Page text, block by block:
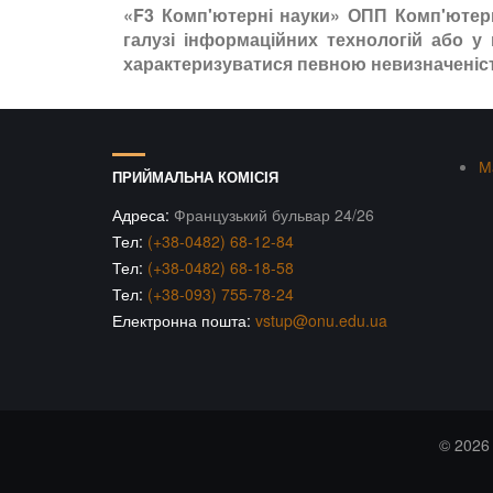
«F3 Комп'ютерні науки» ОПП
галузі інформаційних технологій
характеризуватися певною
ПРИЙМАЛЬНА КОМІСІЯ
Адреса: Французький бульвар 24/26
Тел: (+38-0482) 68-12-84
Тел: (+38-0482) 68-18-58
Тел: (+38-093) 755-78-24
Електронна пошта: vstup@onu.edu.ua
© 2026